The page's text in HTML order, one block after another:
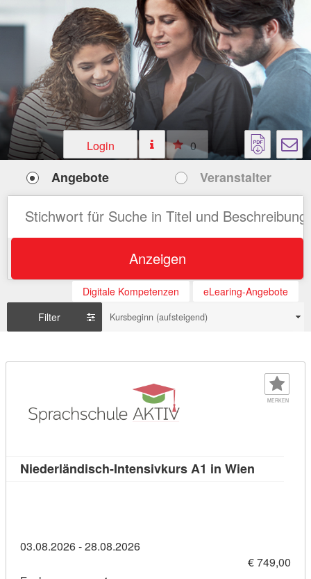
Login 0
Angebote Veranstalter
Anzeigen
Digitale Kompetenzen
eLearing-Angebote
Filter
Kursbeginn (aufsteigend)
MERKEN
Niederländisch-Intensivkurs A1 in Wien
03.08.2026 - 28.08.2026
€ 749,00